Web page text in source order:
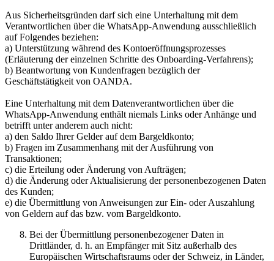
Aus Sicherheitsgründen darf sich eine Unterhaltung mit dem
Verantwortlichen über die WhatsApp-Anwendung ausschließlich
auf Folgendes beziehen:
a) Unterstützung während des Kontoeröffnungsprozesses
(Erläuterung der einzelnen Schritte des Onboarding-Verfahrens);
b) Beantwortung von Kundenfragen bezüglich der
Geschäftstätigkeit von OANDA.
Eine Unterhaltung mit dem Datenverantwortlichen über die
WhatsApp-Anwendung enthält niemals Links oder Anhänge und
betrifft unter anderem auch nicht:
a) den Saldo Ihrer Gelder auf dem Bargeldkonto;
b) Fragen im Zusammenhang mit der Ausführung von
Transaktionen;
c) die Erteilung oder Änderung von Aufträgen;
d) die Änderung oder Aktualisierung der personenbezogenen Daten
des Kunden;
e) die Übermittlung von Anweisungen zur Ein- oder Auszahlung
von Geldern auf das bzw. vom Bargeldkonto.
Bei der Übermittlung personenbezogener Daten in
Drittländer, d. h. an Empfänger mit Sitz außerhalb des
Europäischen Wirtschaftsraums oder der Schweiz, in Länder,